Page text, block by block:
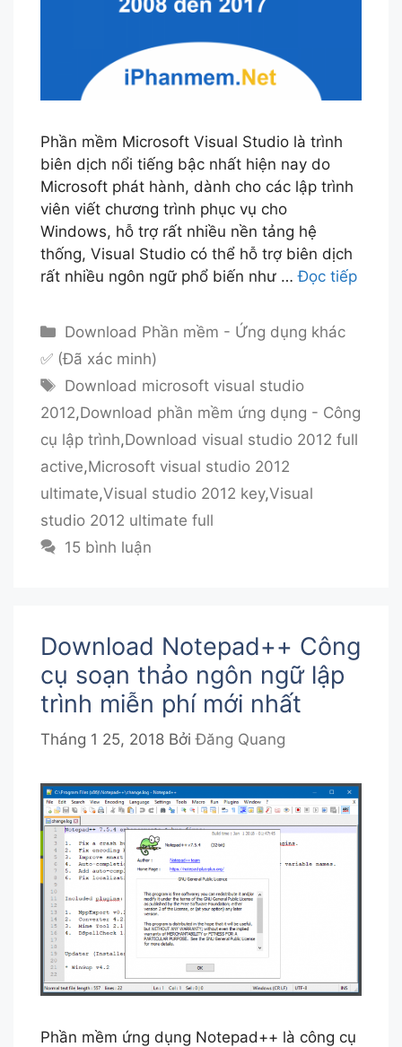
Phần mềm Microsoft Visual Studio là trình
biên dịch nổi tiếng bậc nhất hiện nay do
Microsoft phát hành, dành cho các lập trình
viên viết chương trình phục vụ cho
Windows, hỗ trợ rất nhiều nền tảng hệ
thống, Visual Studio có thể hỗ trợ biên dịch
rất nhiều ngôn ngữ phổ biến như …Đọc tiếp
Danh
mục
Download Phần mềm - Ứng dụng khác
✅ (Đã xác minh)
Thẻ
Download microsoft visual studio
2012,Download phần mềm ứng dụng - Công
cụ lập trình,Download visual studio 2012 full
active,Microsoft visual studio 2012
ultimate,Visual studio 2012 key,Visual
studio 2012 ultimate full
15 bình luận
Download Notepad++ Công
cụ soạn thảo ngôn ngữ lập
trình miễn phí mới nhất
Tháng 1 25, 2018 BởiĐăng Quang
Phần mềm ứng dụng Notepad++ là công cụ